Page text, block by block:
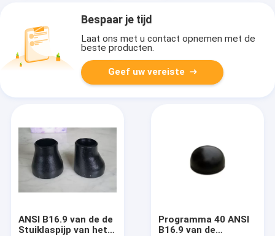
Bespaar je tijd
Laat ons met u contact opnemen met de
beste producten.
Geef uw vereiste
ANSI B16.9 van de de
Stuiklaspijp van het
Programma 40 ANSI
B16.9 van de